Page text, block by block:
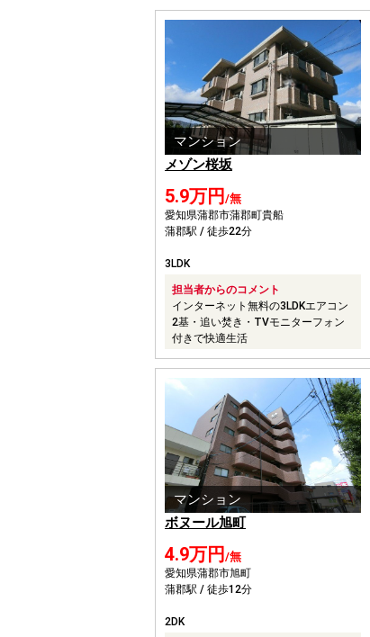
マンション
メゾン桜坂
5.9万円 /無
愛知県蒲郡市蒲郡町貴船
蒲郡駅 / 徒歩22分
3LDK
担当者からのコメント
インターネット無料の3LDKエアコン
2基・追い焚き・TVモニターフォン
付きで快適生活
マンション
ボヌール旭町
4.9万円 /無
愛知県蒲郡市旭町
蒲郡駅 / 徒歩12分
2DK